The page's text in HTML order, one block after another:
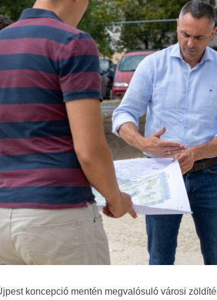
koncepció mentén megvalósuló városi